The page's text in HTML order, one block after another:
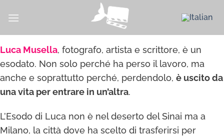
Luca Musella, fotografo, artista e scrittore, è un
esodato. Non solo perché ha perso il lavoro, ma
anche e soprattutto perché, perdendolo, è uscito da
una vita per entrare in un’altra.
L’Esodo di Luca non è nel deserto del Sinai ma a
Milano, la città dove ha scelto di trasferirsi per